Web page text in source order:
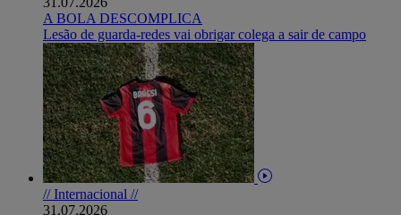
A BOLA DESCOMPLICA
Lesão de guarda-redes vai obrigar colega a sair de campo
// Internacional //
31.07.2026